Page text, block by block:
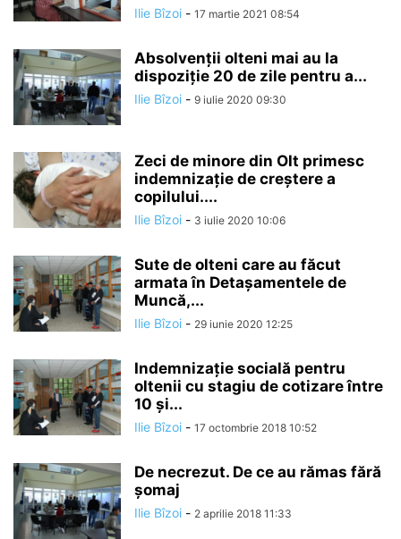
Ilie Bîzoi - 17 martie 2021 08:54
Absolvenţii olteni mai au la
dispoziţie 20 de zile pentru a...
Ilie Bîzoi - 9 iulie 2020 09:30
Zeci de minore din Olt primesc
indemnizație de creștere a
copilului....
Ilie Bîzoi - 3 iulie 2020 10:06
Sute de olteni care au făcut
armata în Detașamentele de
Muncă,...
Ilie Bîzoi - 29 iunie 2020 12:25
Indemnizație socială pentru
oltenii cu stagiu de cotizare între
10 și...
Ilie Bîzoi - 17 octombrie 2018 10:52
De necrezut. De ce au rămas fără
șomaj
Ilie Bîzoi - 2 aprilie 2018 11:33